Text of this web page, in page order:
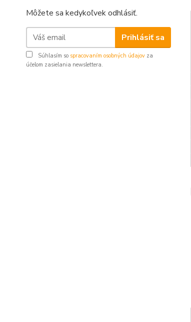
Môžete sa kedykoľvek odhlásiť.
Prihlásiť sa
Súhlasím so spracovaním osobných údajov za
účelom zasielania newslettera.